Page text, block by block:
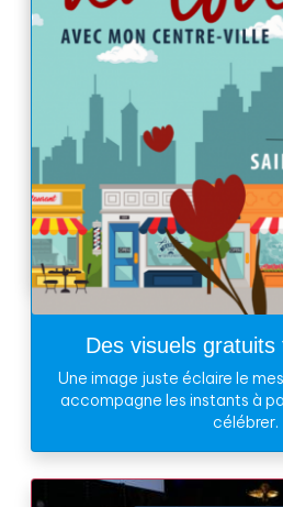
A proximité | Une
Vous hésitez entre le
cadeau et la carte de
dématérialisé-e ?La
voulez faire le bon choix sans
Des visuels gratuits
Une image juste éclaire le
accompagne les instants à
célébrer.